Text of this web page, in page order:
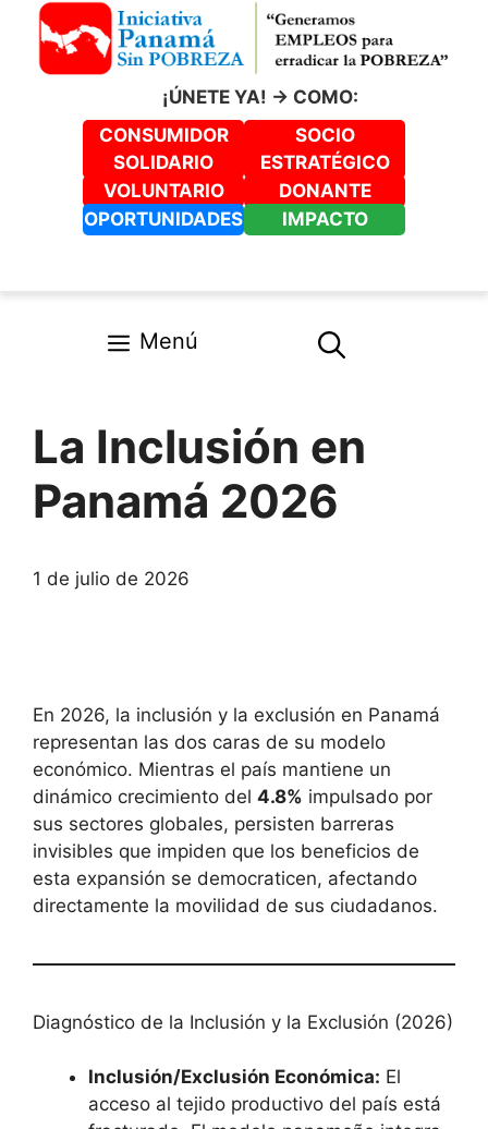
Saltar
contenido
¡ÚNETE YA! -> COMO:
CONSUMIDOR
SOLIDARIO
SOCIO
ESTRATÉGICO
VOLUNTARIO
DONANTE
OPORTUNIDADES
IMPACTO
Menú
La Inclusión en
Panamá 2026
1 de julio de 2026
En 2026, la inclusión y la exclusión en Panamá
representan las dos caras de su modelo
económico. Mientras el país mantiene un
dinámico crecimiento del 4.8% impulsado por
sus sectores globales, persisten barreras
invisibles que impiden que los beneficios de
esta expansión se democraticen, afectando
directamente la movilidad de sus ciudadanos.
Diagnóstico de la Inclusión y la Exclusión (2026)
Inclusión/Exclusión Económica: El
acceso al tejido productivo del país está